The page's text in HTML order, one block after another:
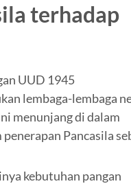
terhadap
UUD 1945
lembaga-lembaga
menunjang di dalam
Pancasila
kebutuhan pangan